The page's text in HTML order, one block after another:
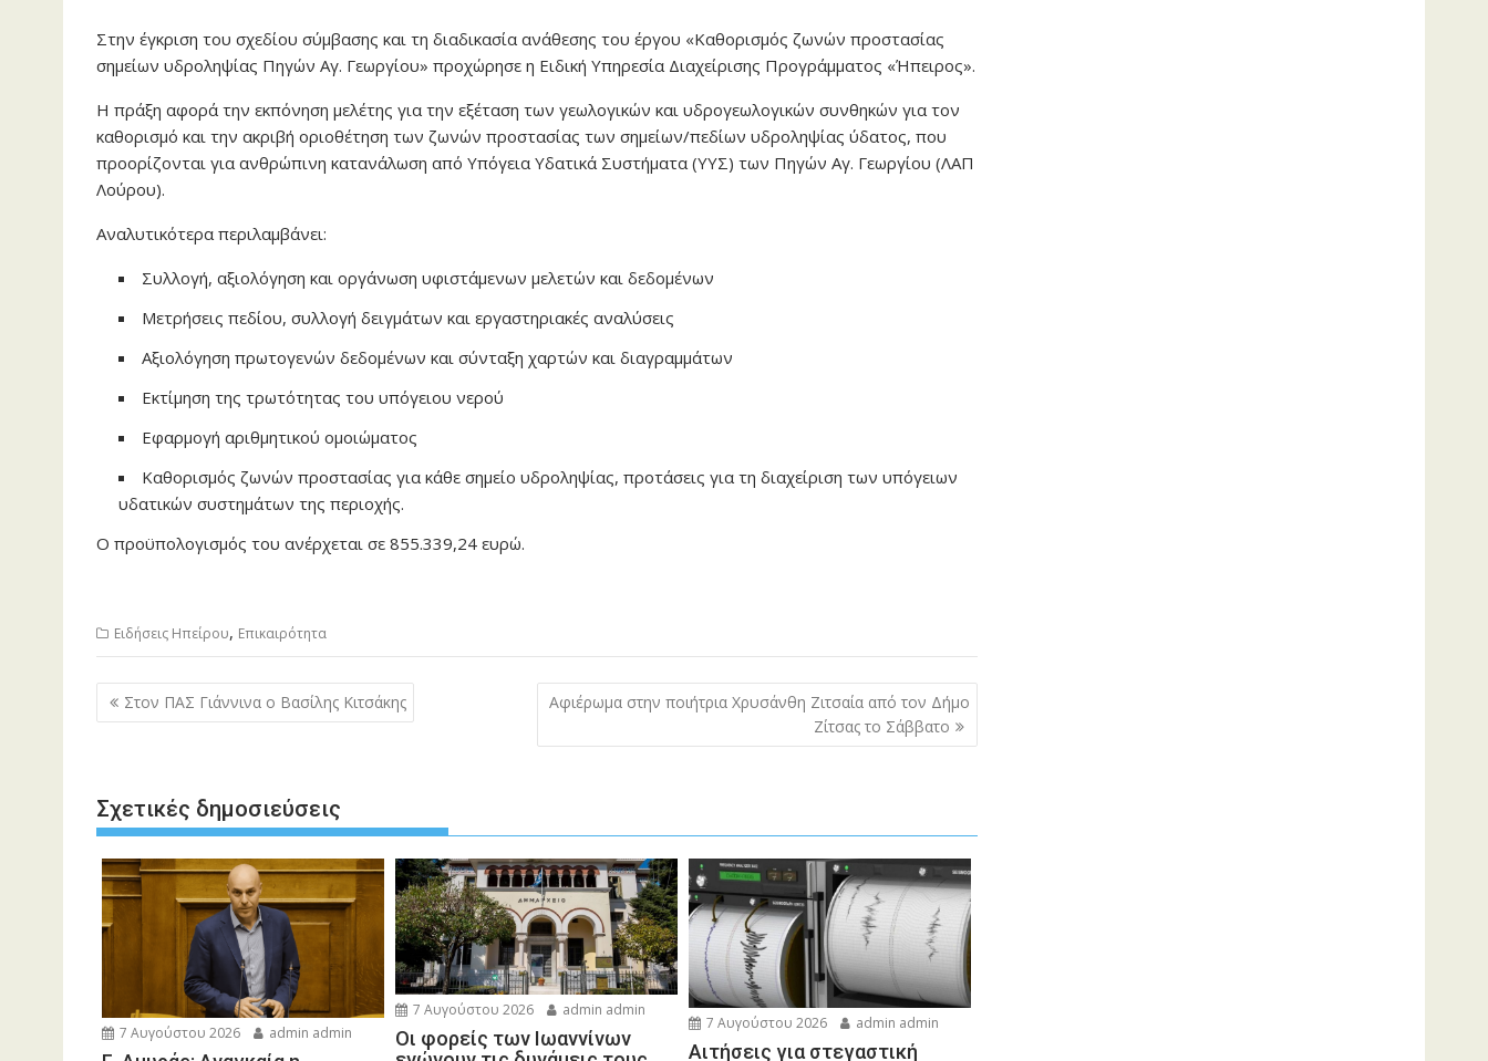
Στην έγκριση του σχεδίου σύμβασης και τη διαδικασία ανάθεσης του έργου «Καθορισμός ζωνών προστασίας
σημείων υδροληψίας Πηγών Αγ. Γεωργίου» προχώρησε η Ειδική Υπηρεσία Διαχείρισης Προγράμματος «Ήπειρος».
Η πράξη αφορά την εκπόνηση μελέτης για την εξέταση των γεωλογικών και υδρογεωλογικών συνθηκών για τον
καθορισμό και την ακριβή οριοθέτηση των ζωνών προστασίας των σημείων/πεδίων υδροληψίας ύδατος, που
προορίζονται για ανθρώπινη κατανάλωση από Υπόγεια Υδατικά Συστήματα (ΥΥΣ) των Πηγών Αγ. Γεωργίου (ΛΑΠ
Λούρου).
Αναλυτικότερα περιλαμβάνει:
Συλλογή, αξιολόγηση και οργάνωση υφιστάμενων μελετών και δεδομένων
Μετρήσεις πεδίου, συλλογή δειγμάτων και εργαστηριακές αναλύσεις
Αξιολόγηση πρωτογενών δεδομένων και σύνταξη χαρτών και διαγραμμάτων
Εκτίμηση της τρωτότητας του υπόγειου νερού
Εφαρμογή αριθμητικού ομοιώματος
Καθορισμός ζωνών προστασίας για κάθε σημείο υδροληψίας, προτάσεις για τη διαχείριση των υπόγειων
υδατικών συστημάτων της περιοχής.
Ο προϋπολογισμός του ανέρχεται σε 855.339,24 ευρώ.
Ειδήσεις Ηπείρου, Επικαιρότητα
Πλοήγηση
άρθρων
Στον ΠΑΣ Γιάννινα ο Βασίλης Κιτσάκης
Aφιέρωμα στην ποιήτρια Χρυσάνθη Ζιτσαία από τον Δήμο
Ζίτσας το Σάββατο
Σχετικές δημοσιεύσεις
7 Αυγούστου 2026 admin admin
7 Αυγούστου 2026 admin admin
Οι φορείς των Ιωαννίνων
7 Αυγούστου 2026 admin admin
Αιτήσεις για στεγαστική